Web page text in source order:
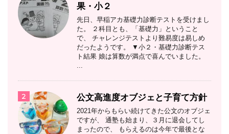
果・小２
先日、早稲アカ基礎力診断テストを受けまし
た。 ２科目とも、「基礎力」ということ
で、 チャレンジテストより難易度は易しめ
だったようです。 ▼小２・基礎力診断テス
ト結果 娘は算数が満点で喜んでいました。
...
2 公文高進度オブジェと子育て方針
2021年からもらい続けてきた公文のオブジェ
ですが、 通塾も始まり、３月に退会してし
まったので、 もらえるのは今年で最後とな